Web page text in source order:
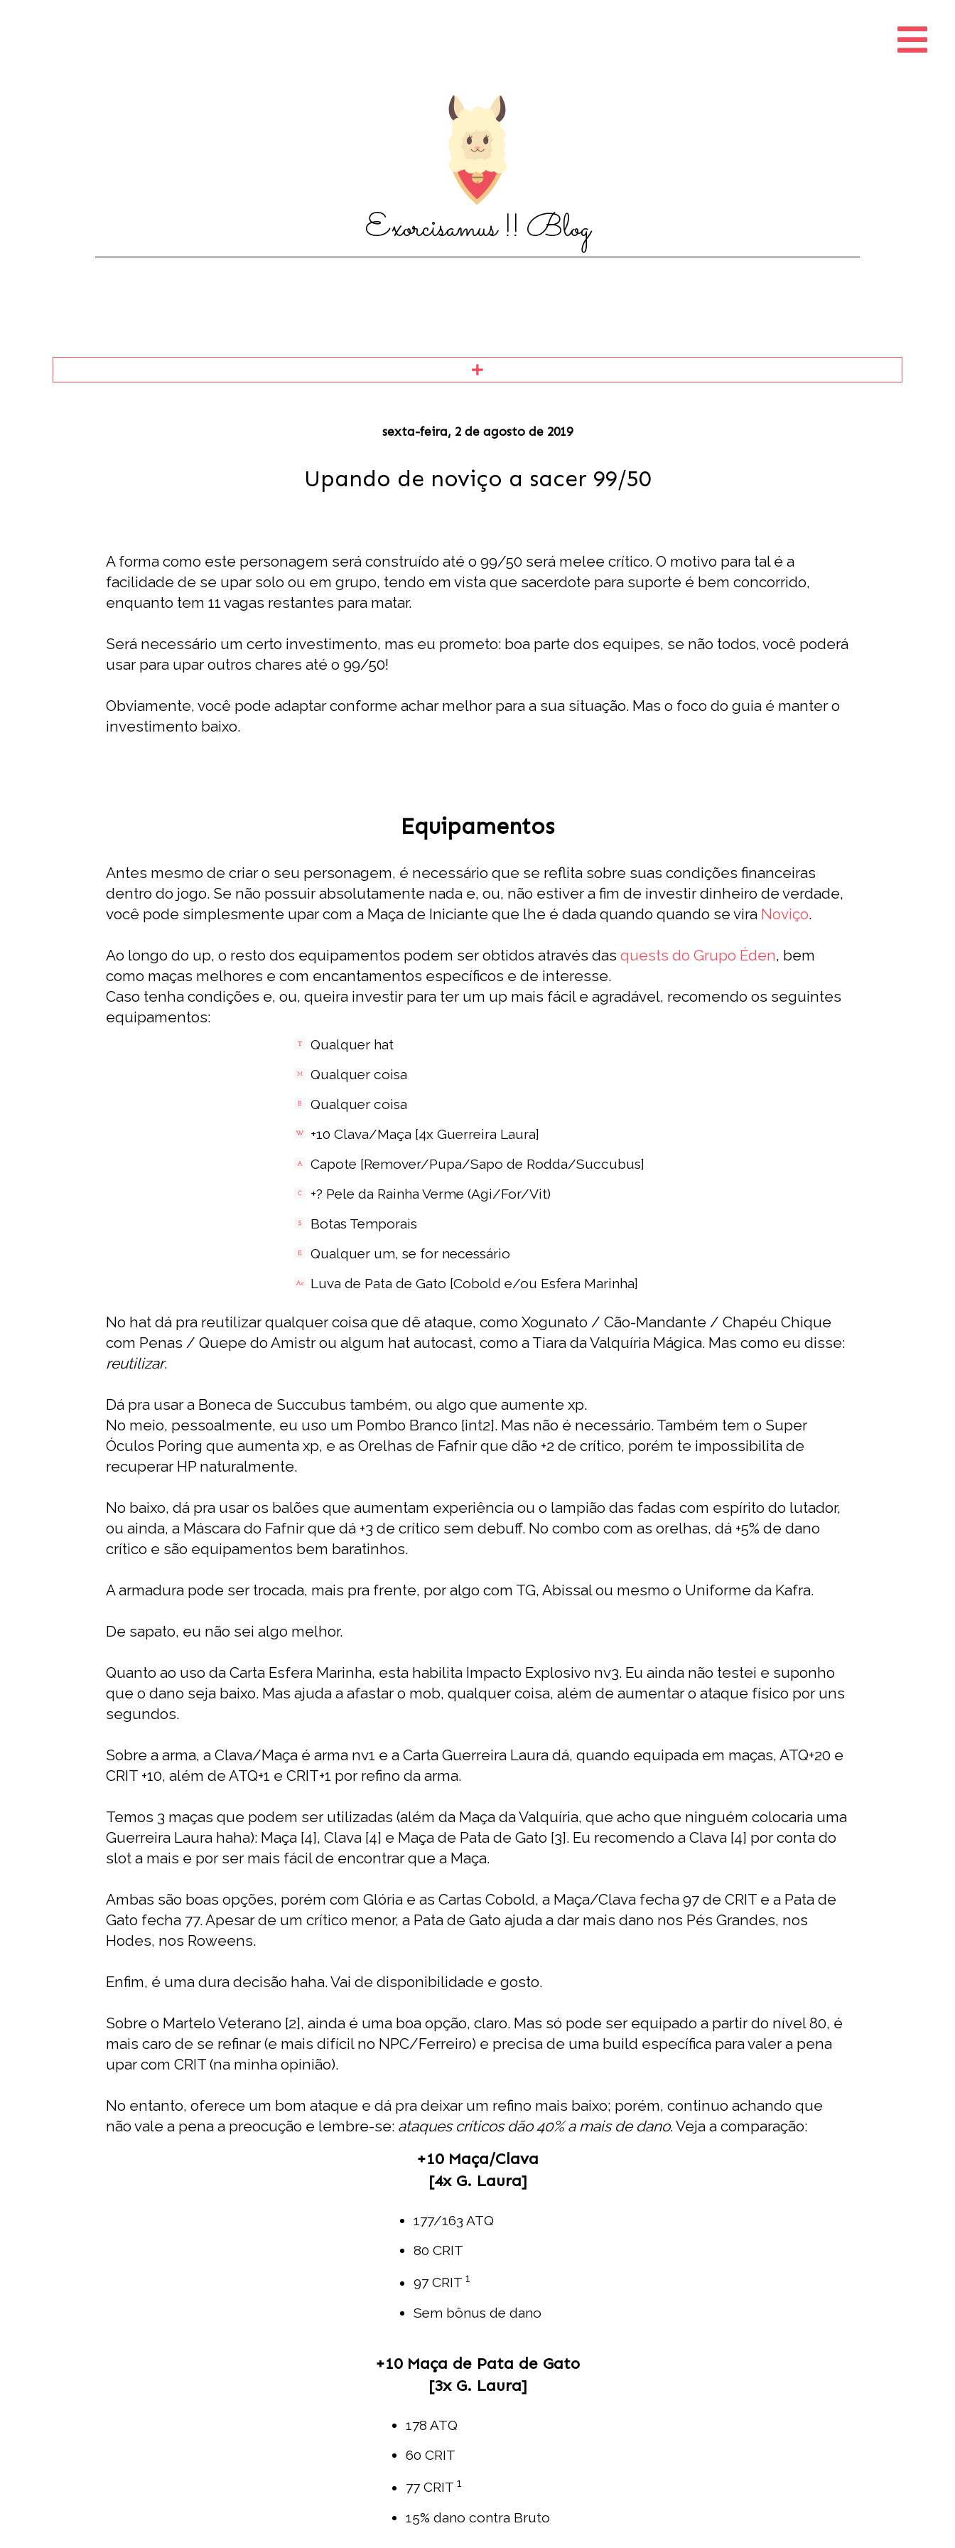
Exorcisamus !! Blog
sexta-feira, 2 de agosto de 2019
Upando de noviço a sacer 99/50
A forma como este personagem será construído até o 99/50 será melee crítico. O motivo para tal é a
facilidade de se upar solo ou em grupo, tendo em vista que sacerdote para suporte é bem concorrido,
enquanto tem 11 vagas restantes para matar.
Será necessário um certo investimento, mas eu prometo: boa parte dos equipes, se não todos, você poderá
usar para upar outros chares até o 99/50!
Obviamente, você pode adaptar conforme achar melhor para a sua situação. Mas o foco do guia é manter o
investimento baixo.
Equipamentos
Antes mesmo de criar o seu personagem, é necessário que se reflita sobre suas condições financeiras
dentro do jogo. Se não possuir absolutamente nada e, ou, não estiver a fim de investir dinheiro de verdade,
você pode simplesmente upar com a Maça de Iniciante que lhe é dada quando quando se vira Noviço.
Ao longo do up, o resto dos equipamentos podem ser obtidos através dasquests do Grupo Éden, bem
c omo maças melhores e com encantamentos específicos e de interesse.
Caso tenha condições e, ou, queira investir para ter um up mais fácil e agradável, recomendo os seguintes
equipamentos:
Qualquer hat
Qualquer coisa
Qualquer coisa
+10 Clava/Maça [4x Guerreira Laura]
Capote [Remover/Pupa/Sapo de Rodda/Succubus]
+? Pele da Rainha Verme (Agi/For/Vit)
Botas Temporais
Qualquer um, se for necessário
Luva de Pata de Gato [Cobold e/ou Esfera Marinha]
No hat dá pra reutilizar qualquer coisa que dê ataque, como Xogunato / Cão-Mandante / Chapéu Chique
com Penas / Quepe do Amistr ou algum hat autocast, como a Tiara da Valquíria Mágica. Mas como eu disse:
reutilizar.
Dá pra usar a Boneca de Succubus também, ou algo que aumente xp.
No meio, pessoalmente, eu uso um Pombo Branco [int2]. Mas não é necessário. Também tem o Super
Óculos Poring que aumenta xp, e as Orelhas de Fafnir que dão +2 de crítico, porém te impossibilita de
recuperar HP naturalmente.
No baixo, dá pra usar os balões que aumentam experiência ou o lampião das fadas com espírito do lutador,
ou ainda, a Máscara do Fafnir que dá +3 de crítico sem debuff. No combo com as orelhas, dá +5% de dano
crítico e são equipamentos bem baratinhos.
A armadura pode ser trocada, mais pra frente, por algo com TG, Abissal ou mesmo o Uniforme da Kafra.
De sapato, eu não sei algo melhor.
Quanto ao uso da Carta Esfera Marinha, esta habilita Impacto Explosivo nv3. Eu ainda não testei e suponho
que o dano seja baixo. Mas ajuda a afastar o mob, qualquer coisa, além de aumentar o ataque físico por uns
segundos.
Sobre a arma, a Clava/Maça é arma nv1 e a Carta Guerreira Laura dá, quando equipada em maças, ATQ+20 e
CRIT +10, além de ATQ+1 e CRIT+1 por refino da arma.
Temos 3 maças que podem ser utilizadas (além da Maça da Valquíria, que acho que ninguém colocaria uma
Guerreira Laura haha): Maça [4], Clava [4] e Maça de Pata de Gato [3]. Eu recomendo a Clava [4] por conta do
slot a mais e por ser mais fácil de encontrar que a Maça.
Ambas são boas opções, porém com Glória e as Cartas Cobold, a Maça/Clava fecha 97 de CRIT e a Pata de
Gato fecha 77. Apesar de um crítico menor, a Pata de Gato ajuda a dar mais dano nos Pés Grandes, nos
Hodes, nos Roweens.
Enfim, é uma dura decisão haha. Vai de disponibilidade e gosto.
Sobre o Martelo Veterano [2], ainda é uma boa opção, claro. Mas só pode ser equipado a partir do nível 80, é
mais caro de se refinar (e mais difícil no NPC/Ferreiro) e precisa de uma build específica para valer a pena
upar com CRIT (na minha opinião).
No entanto, oferece um bom ataque e dá pra deixar um refino mais baixo; porém, continuo achando que
não vale a pena a preocução e lembre-se: ataques críticos dão 40% a mais de dano. Veja a comparação:
+10 Maça/Clava
[4x G. Laura]
177/163 ATQ
80 CRIT
97 CRIT 1
Sem bônus de dano
+10 Maça de Pata de Gato
[3x G. Laura]
178 ATQ
60 CRIT
77 CRIT 1
15% dano contra Bruto